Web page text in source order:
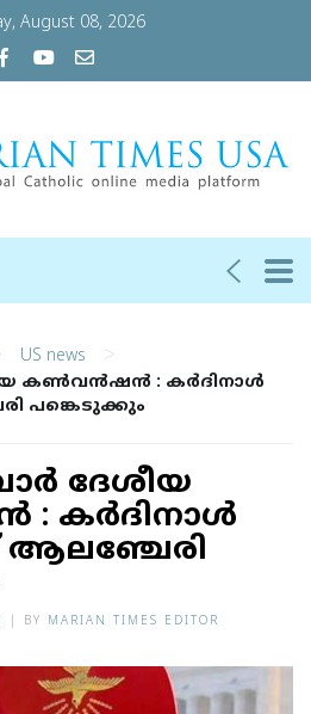
August 08, 2026
US news >
കൺവൻഷൻ : കര്‍ദിനാള്‍
പങ്കെടുക്കും
ദേശീയ
കര്‍ദിനാള്‍
ആലഞ്ചേരി
BY MARIAN TIMES EDITOR